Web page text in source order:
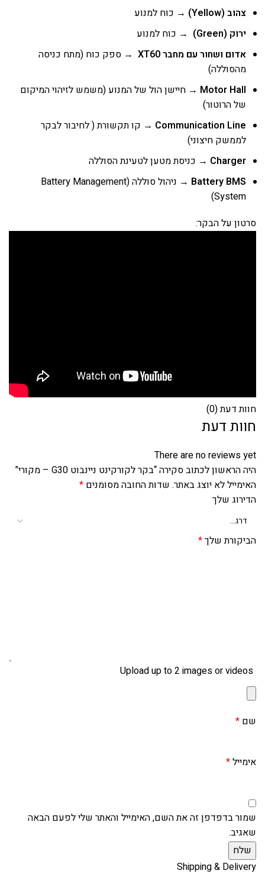
צהוב (Yellow)
→ כוח למנוע
ירוק (Green)
→ כוח למנוע
אדום ושחור עם מחבר XT60
→ ספק כוח (מתח כניסה
מהסוללה)
Motor Hall → חיישן הול של המנוע (משמש לזיהוי המיקום
של הרוטור)
Communication Line → קו תקשורת ( לחיבור לבקר
לממשק חיצוני)
Charger → כניסת מטען לטעינת הסוללה
Battery BMS
→ ניהול סוללה (Battery Management
System)
סרטון על הבקר:
חוות דעת (0)
חוות דעת
There are no reviews yet
היה הראשון לכתוב סקירה “בקר לקורקינט ניינבוט G30 – מקורי”
האימייל לא יוצג באתר. שדות החובה מסומנים *
הדירוג שלך
הביקורת שלך*
Upload up to 2 images or videos
שם *
אימייל*
שמור בדפדפן זה את השם, האימייל והאתר שלי לפעם הבאה
שאגיב.
Shipping & Delivery